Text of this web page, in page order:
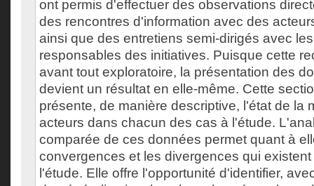
ont permis d'effectuer des observations
des rencontres d'information avec des
ainsi que des entretiens semi-dirigés avec
responsables des initiatives. Puisque cette
avant tout exploratoire, la présentation des
devient un résultat en elle-même. Cette
présente, de manière descriptive, l'état de la
acteurs dans chacun des cas à l'étude.
comparée de ces données permet quant à
convergences et les divergences qui
l'étude. Elle offre l'opportunité d'identifier,